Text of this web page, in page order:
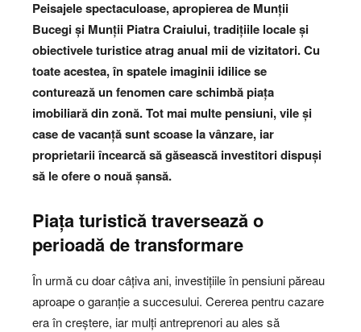
Peisajele spectaculoase, apropierea de Munții
Bucegi și Munții Piatra Craiului, tradițiile locale și
obiectivele turistice atrag anual mii de vizitatori. Cu
toate acestea, în spatele imaginii idilice se
conturează un fenomen care schimbă piața
imobiliară din zonă. Tot mai multe pensiuni, vile și
case de vacanță sunt scoase la vânzare, iar
proprietarii încearcă să găsească investitori dispuși
să le ofere o nouă șansă.
Piața turistică traversează o
perioadă de transformare
În urmă cu doar câțiva ani, investițiile în pensiuni păreau
aproape o garanție a succesului. Cererea pentru cazare
era în creștere, iar mulți antreprenori au ales să